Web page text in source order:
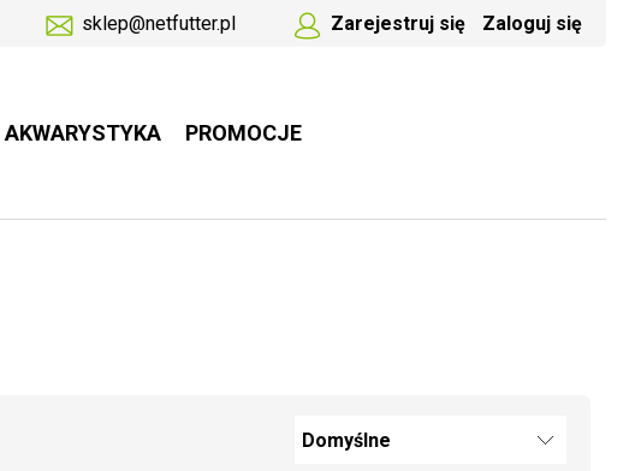
sklep@netfutter.pl Zarejestruj się Zaloguj się
AKWARYSTYKA PROMOCJE